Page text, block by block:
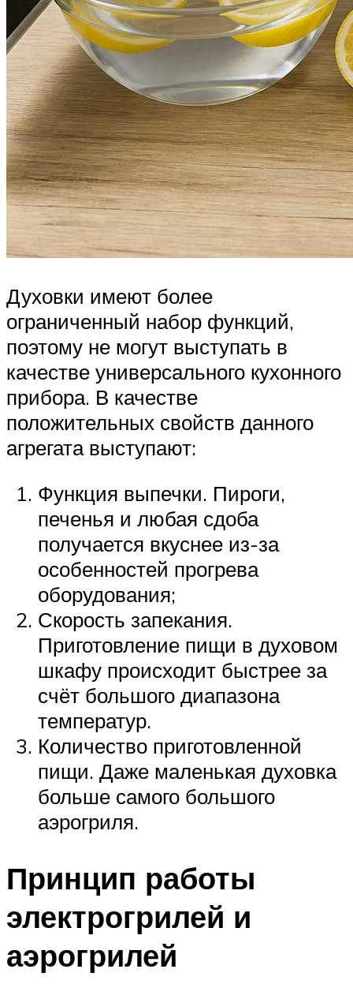
Духовки имеют более
ограниченный набор функций,
поэтому не могут выступать в
качестве универсального кухонного
прибора. В качестве
положительных свойств данного
агрегата выступают:
Функция выпечки. Пироги,
печенья и любая сдоба
получается вкуснее из-за
особенностей прогрева
оборудования;
Скорость запекания.
Приготовление пищи в духовом
шкафу происходит быстрее за
счёт большого диапазона
температур.
Количество приготовленной
пищи. Даже маленькая духовка
больше самого большого
аэрогриля.
Принцип работы
электрогрилей и
аэрогрилей